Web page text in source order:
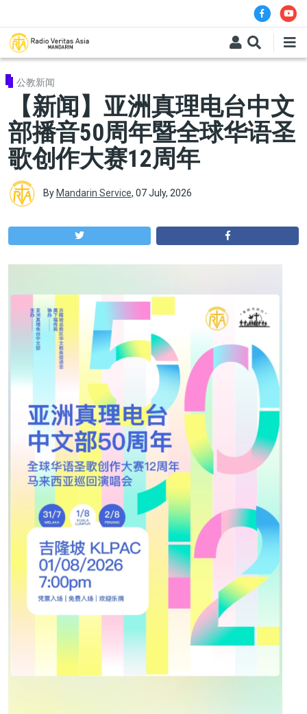
公教新闻
【新闻】亚洲真理电台中文
部播音50周年暨全球华语圣
歌创作大赛12周年
By Mandarin Service, 07 July, 2026